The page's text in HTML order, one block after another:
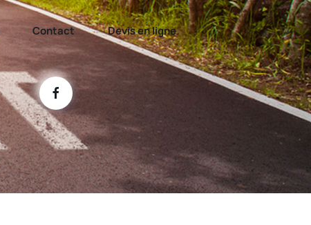
Contact Devis en ligne